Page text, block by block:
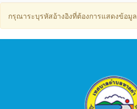
กรุณาระบุรหัสอ้างอิงที่ต้องการแสดงข้อมูล